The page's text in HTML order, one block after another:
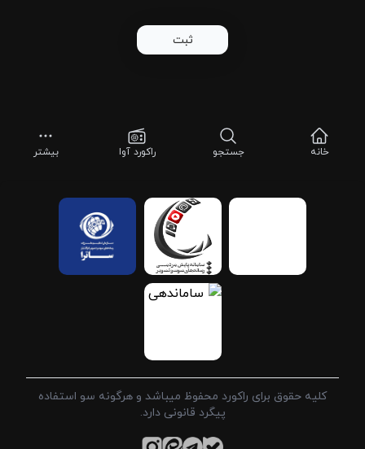
ثبت
خانه جستجو راکورد آوا بیشتر
کلیه حقوق برای راکورد محفوظ میباشد و هرگونه سو استفاده
پیگرد قانونی دارد.